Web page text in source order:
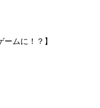
ームに！？】